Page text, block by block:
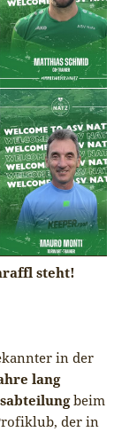
steht!
in der
lang
beim
der in